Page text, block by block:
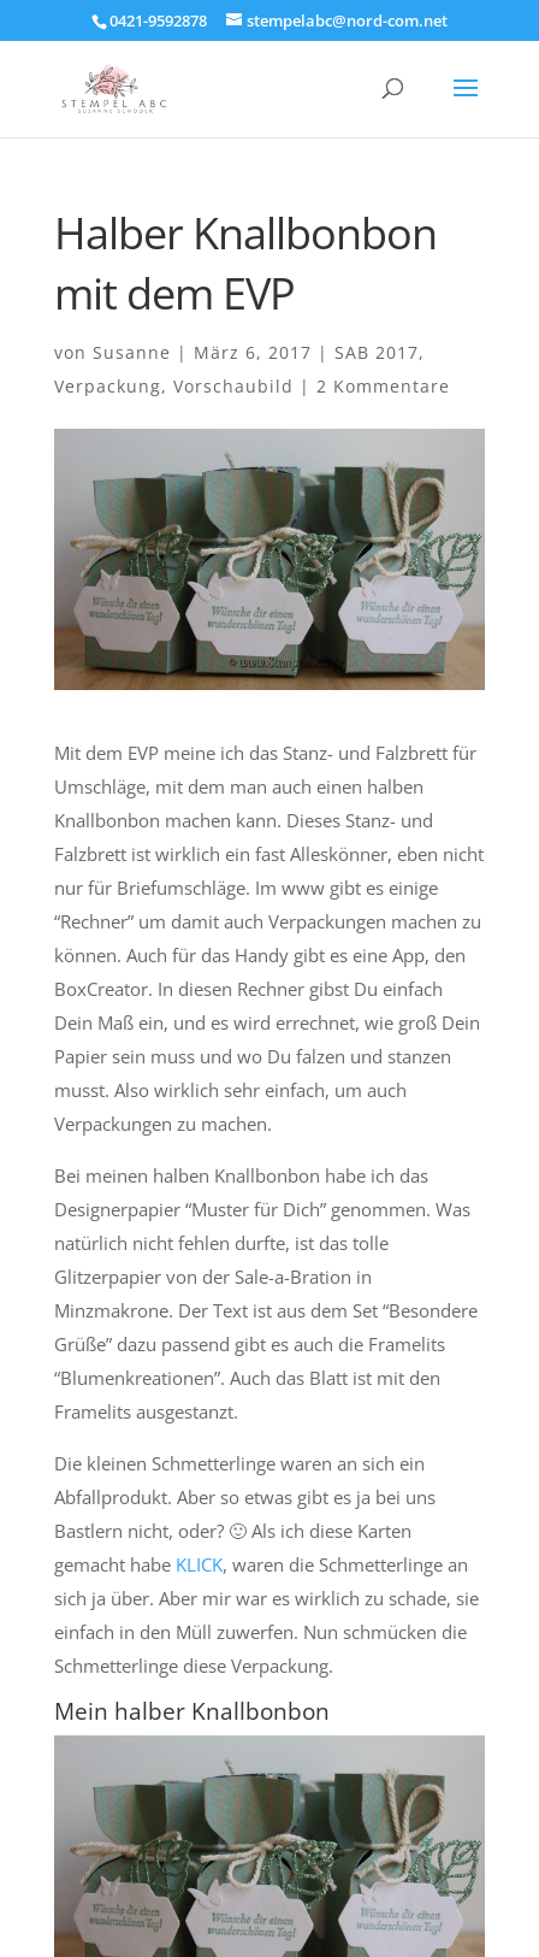
0421-9592878 stempelabc@nord-com.net
Halber Knallbonbon
mit dem EVP
von Susanne | März 6, 2017 | SAB 2017,
Verpackung, Vorschaubild | 2 Kommentare
Mit dem EVP meine ich das Stanz- und Falzbrett für
Umschläge, mit dem man auch einen halben
Knallbonbon machen kann. Dieses Stanz- und
Falzbrett ist wirklich ein fast Alleskönner, eben nicht
nur für Briefumschläge. Im www gibt es einige
“Rechner” um damit auch Verpackungen machen zu
können. Auch für das Handy gibt es eine App, den
BoxCreator. In diesen Rechner gibst Du einfach
Dein Maß ein, und es wird errechnet, wie groß Dein
Papier sein muss und wo Du falzen und stanzen
musst. Also wirklich sehr einfach, um auch
Verpackungen zu machen.
Bei meinen halben Knallbonbon habe ich das
Designerpapier “Muster für Dich” genommen. Was
natürlich nicht fehlen durfte, ist das tolle
Glitzerpapier von der Sale-a-Bration in
Minzmakrone. Der Text ist aus dem Set “Besondere
Grüße” dazu passend gibt es auch die Framelits
“Blumenkreationen”. Auch das Blatt ist mit den
Framelits ausgestanzt.
Die kleinen Schmetterlinge waren an sich ein
Abfallprodukt. Aber so etwas gibt es ja bei uns
Bastlern nicht, oder? 🙂 Als ich diese Karten
gemacht habeKLICK, waren die Schmetterlinge an
sich ja über. Aber mir war es wirklich zu schade, sie
einfach in den Müll zuwerfen. Nun schmücken die
Schmetterlinge diese Verpackung.
Mein halber Knallbonbon